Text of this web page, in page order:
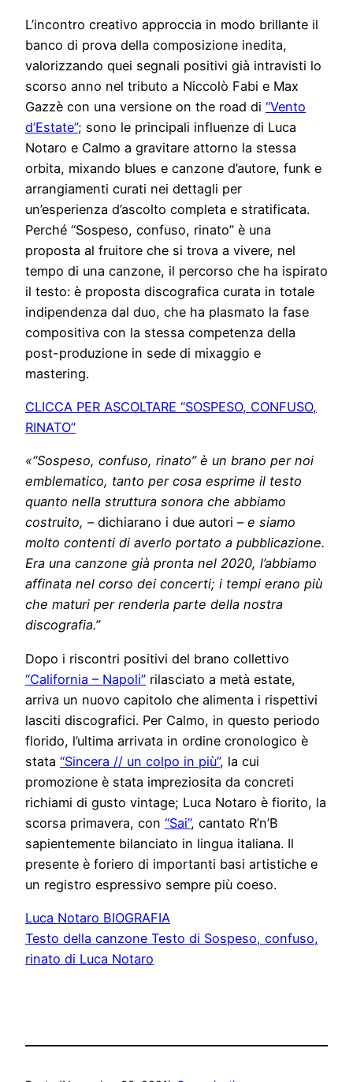
L’incontro creativo approccia in modo brillante il
banco di prova della composizione inedita,
valorizzando quei segnali positivi già intravisti lo
scorso anno nel tributo a Niccolò Fabi e Max
Gazzè con una versione on the road di “Vento
d’Estate”; sono le principali influenze di Luca
Notaro e Calmo a gravitare attorno la stessa
orbita, mixando blues e canzone d’autore, funk e
arrangiamenti curati nei dettagli per
un’esperienza d’ascolto completa e stratificata.
Perché “Sospeso, confuso, rinato” è una
proposta al fruitore che si trova a vivere, nel
tempo di una canzone, il percorso che ha ispirato
il testo: è proposta discografica curata in totale
indipendenza dal duo, che ha plasmato la fase
compositiva con la stessa competenza della
post-produzione in sede di mixaggio e
mastering.
CLICCA PER ASCOLTARE “SOSPESO, CONFUSO,
RINATO”
«“Sospeso, confuso, rinato” è un brano per noi
emblematico, tanto per cosa esprime il testo
quanto nella struttura sonora che abbiamo
costruito, – dichiarano i due autori – e siamo
molto contenti di averlo portato a pubblicazione.
Era una canzone già pronta nel 2020, l’abbiamo
affinata nel corso dei concerti; i tempi erano più
che maturi per renderla parte della nostra
discografia.”
Dopo i riscontri positivi del brano collettivo
“California – Napoli” rilasciato a metà estate,
arriva un nuovo capitolo che alimenta i rispettivi
lasciti discografici. Per Calmo, in questo periodo
florido, l’ultima arrivata in ordine cronologico è
stata “Sincera // un colpo in più”, la cui
promozione è stata impreziosita da concreti
richiami di gusto vintage; Luca Notaro è fiorito, la
scorsa primavera, con “Sai”, cantato R’n’B
sapientemente bilanciato in lingua italiana. Il
presente è foriero di importanti basi artistiche e
un registro espressivo sempre più coeso.
Luca Notaro BIOGRAFIA
Testo della canzone Testo di Sospeso, confuso,
rinato di Luca Notaro